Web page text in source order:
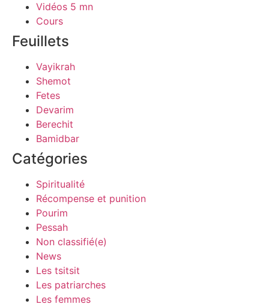
Vidéos 5 mn
Cours
Feuillets
Vayikrah
Shemot
Fetes
Devarim
Berechit
Bamidbar
Catégories
Spiritualité
Récompense et punition
Pourim
Pessah
Non classifié(e)
News
Les tsitsit
Les patriarches
Les femmes